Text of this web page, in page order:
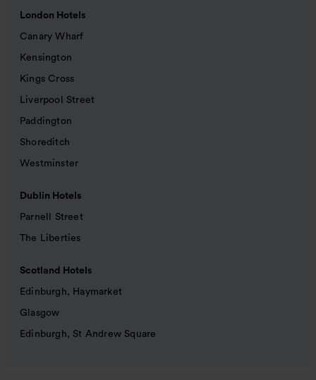
London Hotels
Canary Wharf
Kensington
Kings Cross
Liverpool Street
Paddington
Shoreditch
Westminster
Dublin Hotels
Parnell Street
The Liberties
Scotland Hotels
Edinburgh, Haymarket
Glasgow
Edinburgh, St Andrew Square